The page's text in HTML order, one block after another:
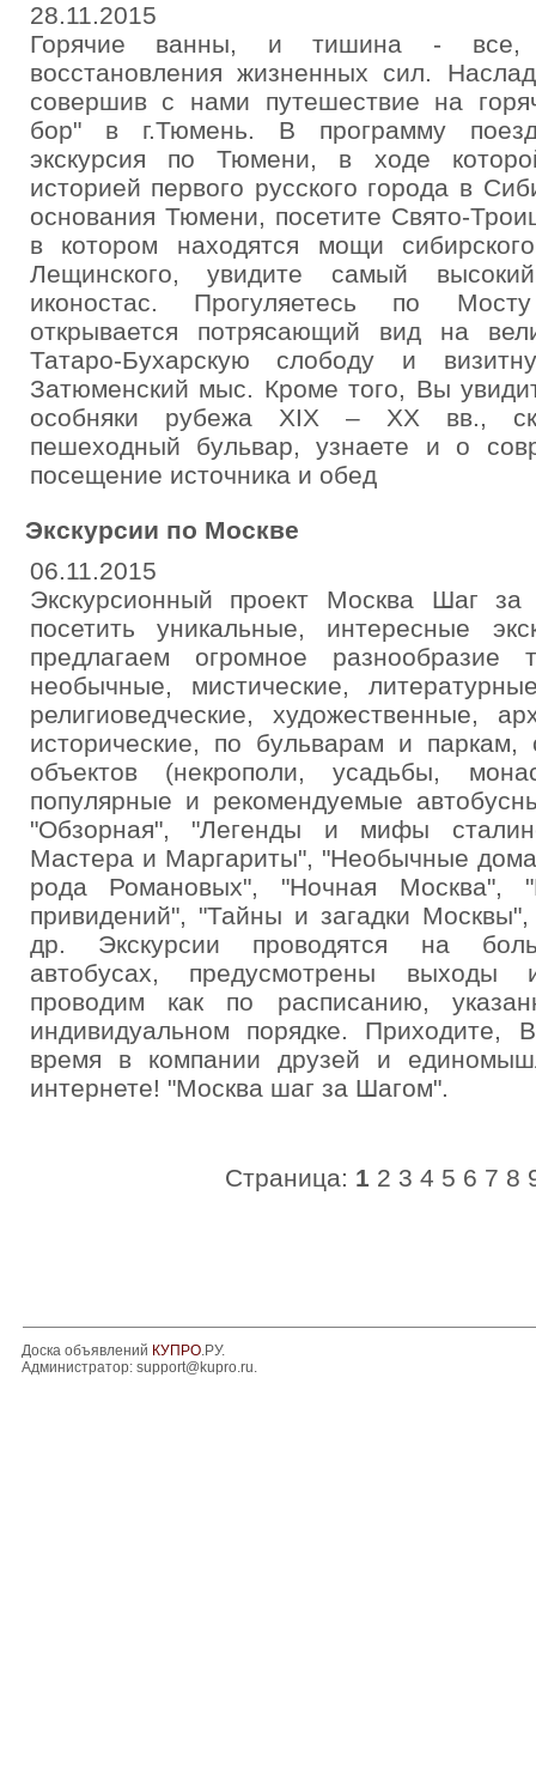
28.11.2015
Горячие ванны, и тишина - все,
восстановления жизненных сил.
совершив с нами путешествие на
бор" в г.Тюмень. В программу
экскурсия по Тюмени, в ходе
историей первого русского города в
основания Тюмени, посетите Свято-
в котором находятся мощи
Лещинского, увидите самый
иконостас. Прогуляетесь по
открывается потрясающий вид на
Татаро-Бухарскую слободу и
Затюменский мыс. Кроме того, Вы
особняки рубежа XIX – XX вв.,
пешеходный бульвар, узнаете и о
посещение источника и обед
Экскурсии по Москве
06.11.2015
Экскурсионный проект Москва Шаг
посетить уникальные, интересные
предлагаем огромное разнообразие
необычные, мистические,
религиоведческие, художественные,
исторические, по бульварам и
объектов (некрополи, усадьбы,
популярные и рекомендуемые
"Обзорная", "Легенды и мифы
Мастера и Маргариты", "Необычные
рода Романовых", "Ночная Москва",
привидений", "Тайны и загадки
др. Экскурсии проводятся на
автобусах, предусмотрены выходы
проводим как по расписанию,
индивидуальном порядке. Приходите,
время в компании друзей и
интернете! "Москва шаг за Шагом".
Страница: 1 2 3 4 5 6 7 8
Доска объявлений КУПРО.РУ.
Администратор: support@kupro.ru.